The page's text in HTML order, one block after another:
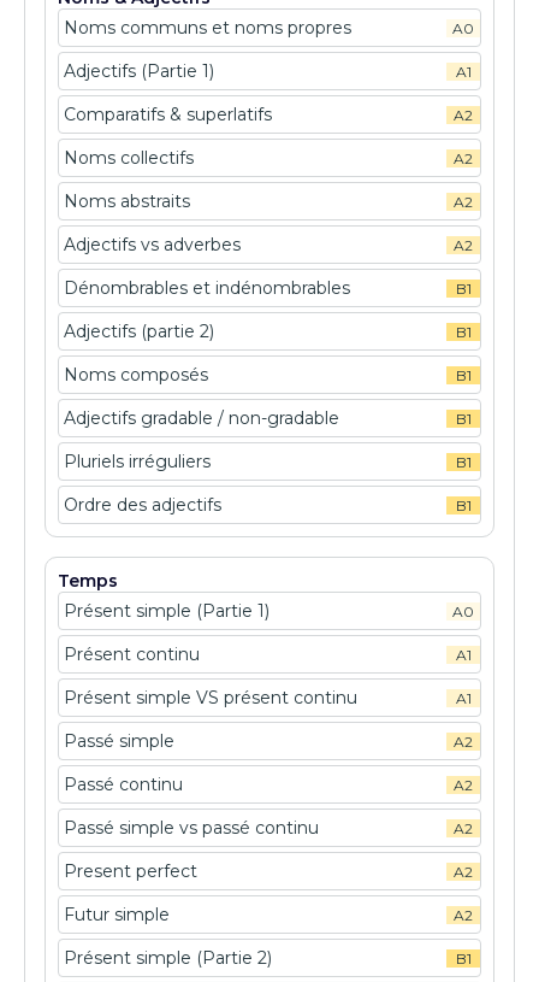
Noms communs et noms propres
A0
Adjectifs (Partie 1) A1
Comparatifs & superlatifs A2
Noms collectifs A2
Noms abstraits A2
Adjectifs vs adverbes A2
Dénombrables et indénombrables B1
Adjectifs (partie 2) B1
Noms composés B1
Adjectifs gradable / non-gradable B1
Pluriels irréguliers B1
Ordre des adjectifs B1
Temps
Présent simple (Partie 1)
A0
Présent continu A1
Présent simple VS présent continu A1
Passé simple A2
Passé continu A2
Passé simple vs passé continu A2
Present perfect A2
Futur simple A2
Présent simple (Partie 2) B1